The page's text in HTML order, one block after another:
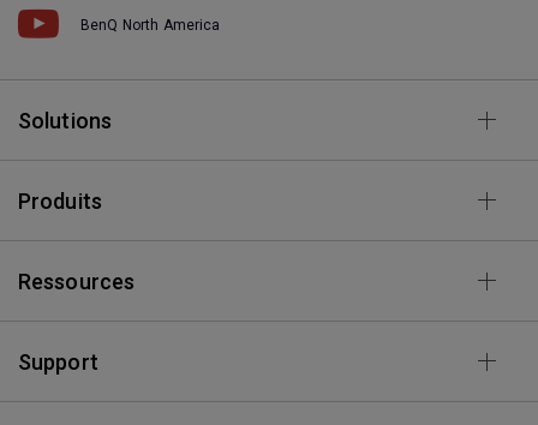
BenQ North America
Solutions
Produits
Ressources
Support